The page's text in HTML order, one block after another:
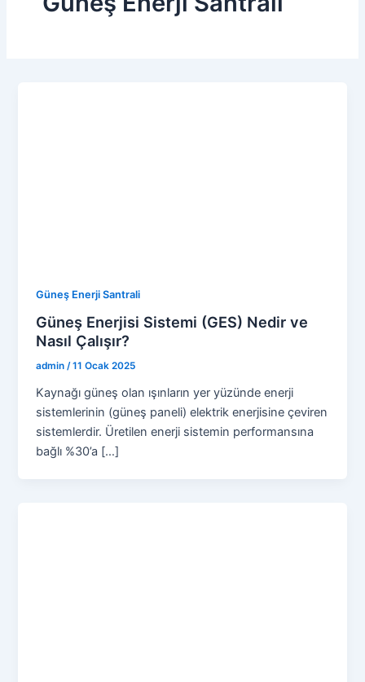
Güneş Enerji Santrali
Güneş Enerjisi Sistemi (GES) Nedir ve
Nasıl Çalışır?
admin/11 Ocak 2025
Kaynağı güneş olan ışınların yer yüzünde enerji
sistemlerinin (güneş paneli) elektrik enerjisine çeviren
sistemlerdir. Üretilen enerji sistemin performansına
bağlı %30’a […]